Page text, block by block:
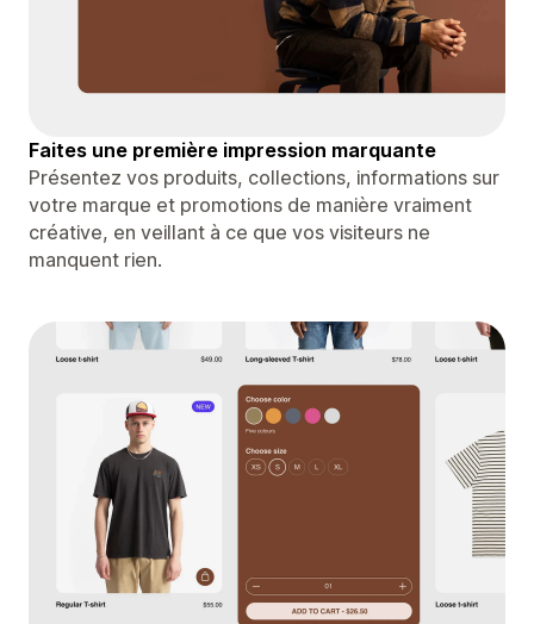
Faites une première impression marquante
Présentez vos produits, collections, informations sur
votre marque et promotions de manière vraiment
créative, en veillant à ce que vos visiteurs ne
manquent rien.